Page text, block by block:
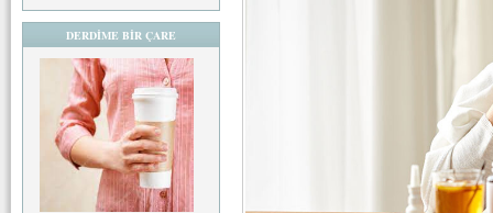
DERDİME BİR ÇARE